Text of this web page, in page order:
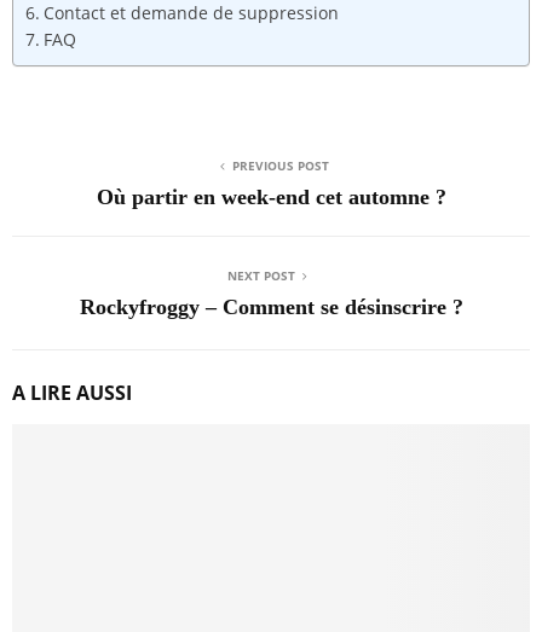
Contact et demande de suppression
FAQ
PREVIOUS POST
Où partir en week-end cet automne ?
NEXT POST
Rockyfroggy – Comment se désinscrire ?
A LIRE AUSSI